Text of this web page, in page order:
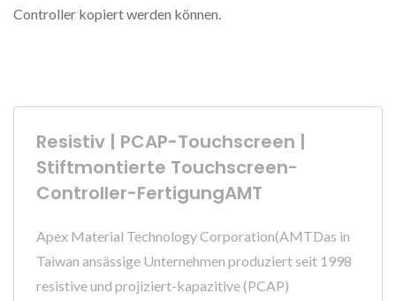
Controller kopiert werden können.
Resistiv | PCAP-Touchscreen |
Stiftmontierte Touchscreen-
Controller-FertigungAMT
Apex Material Technology Corporation(AMTDas in
Taiwan ansässige Unternehmen produziert seit 1998
resistive und projiziert-kapazitive (PCAP)